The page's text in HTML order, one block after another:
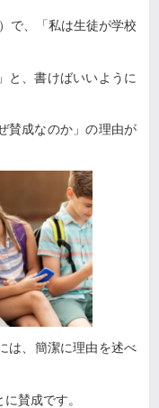
で、「私は生徒が学校
と、書けばいいように
賛成なのか」の理由が
、簡潔に理由を述べ
賛成です。